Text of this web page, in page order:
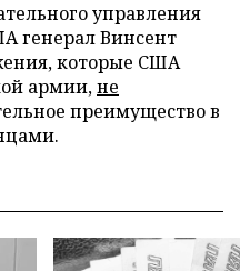
управления
генерал Винсент
которые США
армии,не
преимущество в